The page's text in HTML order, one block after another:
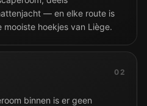
— en elke route is
hoekjes van Liège.
02
binnen is er geen